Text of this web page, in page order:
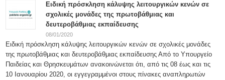
Ειδική πρόσκληση κάλυψης λειτουργικών κενών σε
σχολικές μονάδες της πρωτοβάθμιας και
δευτεροβάθμιας εκπαίδευσης
08/01/2020
Ειδική πρόσκληση κάλυψης λειτουργικών κενών σε σχολικές μονάδες
της πρωτοβάθμιας και δευτεροβάθμιας εκπαίδευσης Από το Υπουργείο
Παιδείας και Θρησκευμάτων ανακοινώνεται ότι, από τις 08 έως και τις
10 Ιανουαρίου 2020, οι εγγεγραμμένοι στους πίνακες αναπληρωτών